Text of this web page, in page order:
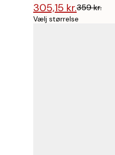
305,15 kr.359 kr.
Vælj størrelse